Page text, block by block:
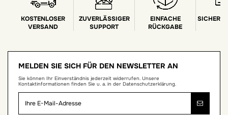
KOSTENLOSER
VERSAND
ZUVERLÄSSIGER
SUPPORT
EINFACHE
RÜCKGABE
SICHERE
MELDEN SIE SICH FÜR DEN NEWSLETTER AN
Sie können Ihr Einverständnis jederzeit widerrufen. Unsere
Kontaktinformationen finden Sie u. a. in der Datenschutzerklärung.